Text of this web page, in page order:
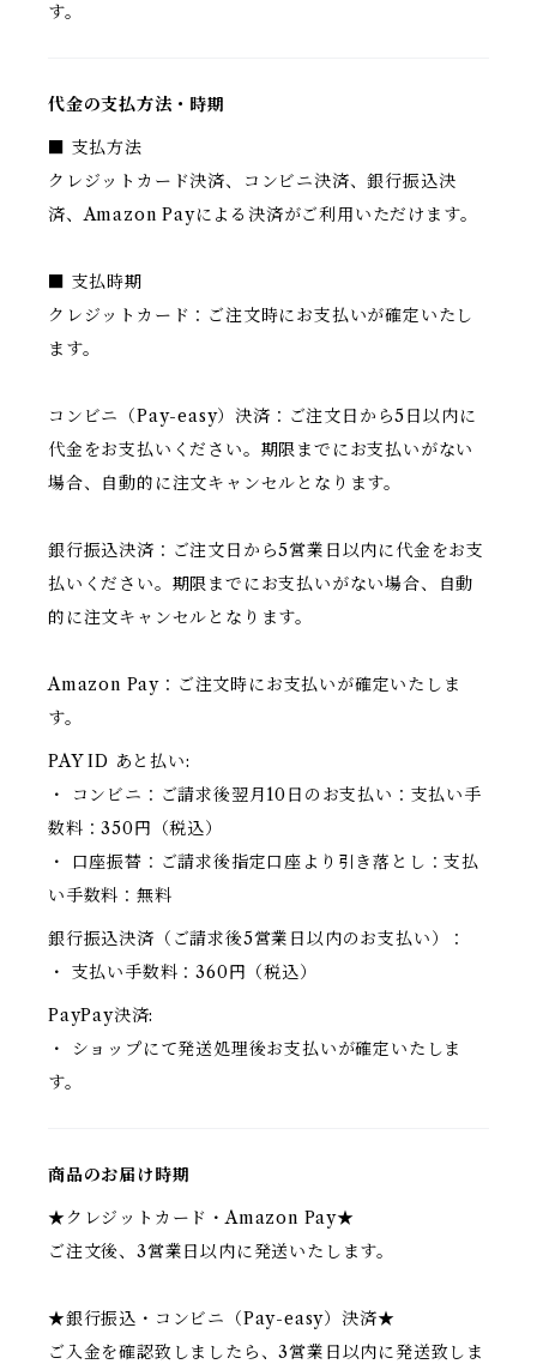
す。
代金の支払方法・時期
■ 支払方法
クレジットカード決済、コンビニ決済、銀行振込決
済、Amazon Payによる決済がご利用いただけます。
■ 支払時期
クレジットカード：ご注文時にお支払いが確定いたし
ます。
コンビニ（Pay-easy）決済：ご注文日から5日以内に
代金をお支払いください。期限までにお支払いがない
場合、自動的に注文キャンセルとなります。
銀行振込決済：ご注文日から5営業日以内に代金をお支
払いください。期限までにお支払いがない場合、自動
的に注文キャンセルとなります。
Amazon Pay：ご注文時にお支払いが確定いたしま
す。
PAY ID あと払い:
・ コンビニ：ご請求後翌月10日のお支払い：支払い手
数料：350円（税込）
・ 口座振替：ご請求後指定口座より引き落とし：支払
い手数料：無料
銀行振込決済（ご請求後5営業日以内のお支払い）：
・ 支払い手数料：360円（税込）
PayPay決済:
・ ショップにて発送処理後お支払いが確定いたしま
す。
商品のお届け時期
★クレジットカード・Amazon Pay★
ご注文後、3営業日以内に発送いたします。
★銀行振込・コンビニ（Pay-easy）決済★
ご入金を確認致しましたら、3営業日以内に発送致しま